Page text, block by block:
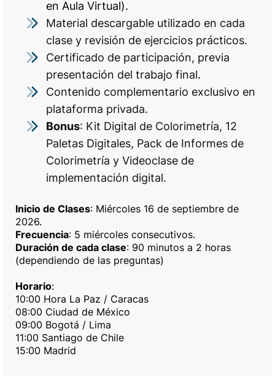
en Aula Virtual).
Material descargable utilizado en cada
clase y revisión de ejercicios prácticos.
Certificado de participación, previa
presentación del trabajo final.
Contenido complementario exclusivo en
plataforma privada.
Bonus: Kit Digital de Colorimetría, 12
Paletas Digitales, Pack de Informes de
Colorimetría y Videoclase de
implementación digital.
Inicio de Clases: Miércoles 16 de septiembre de
2026.
Frecuencia: 5 miércoles consecutivos.
Duración de cada clase: 90 minutos a 2 horas
(dependiendo de las preguntas)
Horario:
10:00 Hora La Paz / Caracas
08:00 Ciudad de México
09:00 Bogotá / Lima
11:00 Santiago de Chile
15:00 Madrid